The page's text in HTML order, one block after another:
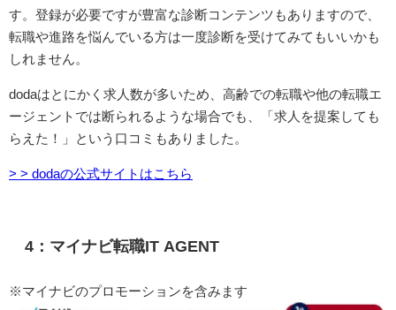
す。登録が必要ですが豊富な診断コンテンツもありますので、
転職や進路を悩んでいる方は一度診断を受けてみてもいいかも
しれません。
dodaはとにかく求人数が多いため、高齢での転職や他の転職エ
ージェントでは断られるような場合でも、「求人を提案しても
らえた！」という口コミもありました。
> > dodaの公式サイトはこちら
4：マイナビ転職IT AGENT
※マイナビのプロモーションを含みます